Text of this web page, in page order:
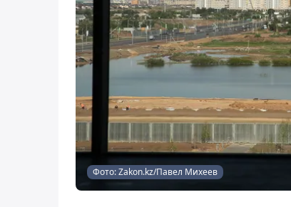
Фото: Zakon.kz/Павел Михеев